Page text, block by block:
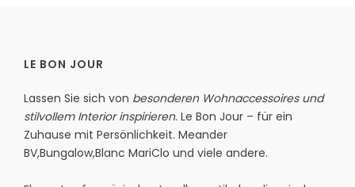
LE BON JOUR
Lassen Sie sich von besonderen Wohnaccessoires und
stilvollem Interior inspirieren. Le Bon Jour – für ein
Zuhause mit Persönlichkeit. Meander
BV,Bungalow,Blanc MariClo und viele andere.